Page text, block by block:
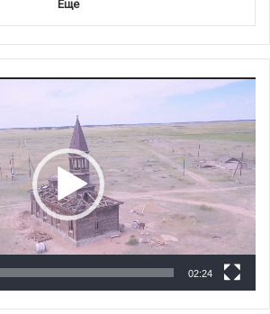
Еще
02:24